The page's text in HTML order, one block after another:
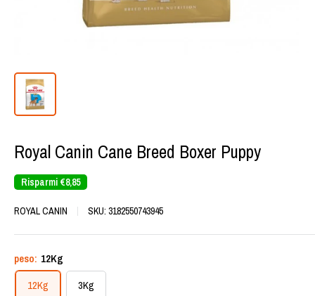
Royal Canin Cane Breed Boxer Puppy
Risparmi €8,85
ROYAL CANIN SKU: 3182550743945
peso: 12Kg
12Kg
3Kg